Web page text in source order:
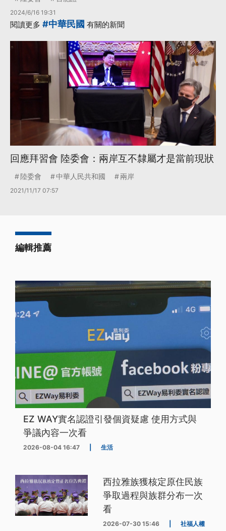
2024/6/16 19:31
閱讀更多 #中華民國 有關的新聞
回應拜習會 陸委會：兩岸互不隸屬才是當前現狀
陸委會 中華人民共和國 兩岸
2021/11/17 07:57
編輯推薦
EZ WAY實名認證引發個資疑慮 使用方式與
爭議內容一次看
2026-08-04 16:47 生活
西拉雅族獲核定原住民族
爭取過程與族群分布一次
看
2026-07-30 15:46 社福人權